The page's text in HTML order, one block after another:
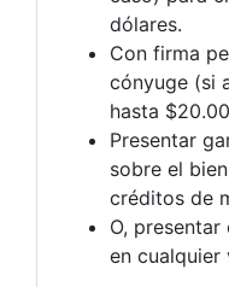
dólares.
Con firma
cónyuge (si
hasta
Presentar
sobre el
créditos de
O,
en cualquier